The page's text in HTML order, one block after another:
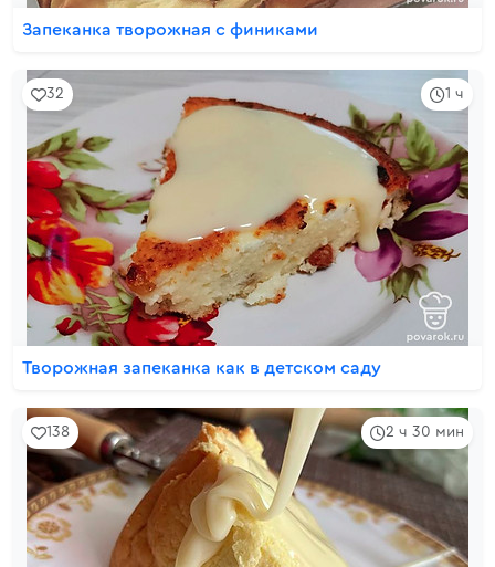
Запеканка творожная с финиками
1 ч
32
Творожная запеканка как в детском саду
2 ч 30 мин
138